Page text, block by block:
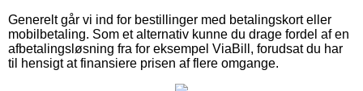
Generelt går vi ind for bestillinger med betalingskort eller
mobilbetaling. Som et alternativ kunne du drage fordel af en
afbetalingsløsning fra for eksempel ViaBill, forudsat du har
til hensigt at finansiere prisen af flere omgange.